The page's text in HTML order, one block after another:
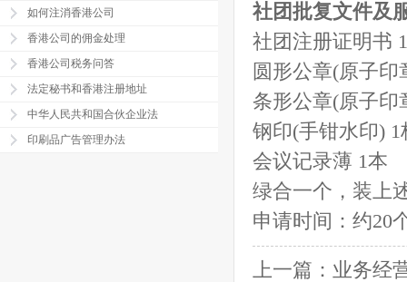
如何注消香港公司
香港公司的佣金处理
香港公司税务问答
法定秘书和香港注册地址
中华人民共和国合伙企业法
印刷品广告管理办法
社团批复文件及
社团注册证明书
圆形公章(原子印
条形公章(原子印
钢印(手钳水印) 1
会议记录薄 1本
绿合一个，装上
申请时间：约20
上一篇： 业务经